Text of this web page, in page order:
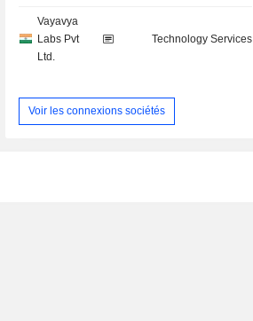
Vayavya
Labs Pvt
Ltd.
Technology Services
Voir les connexions sociétés